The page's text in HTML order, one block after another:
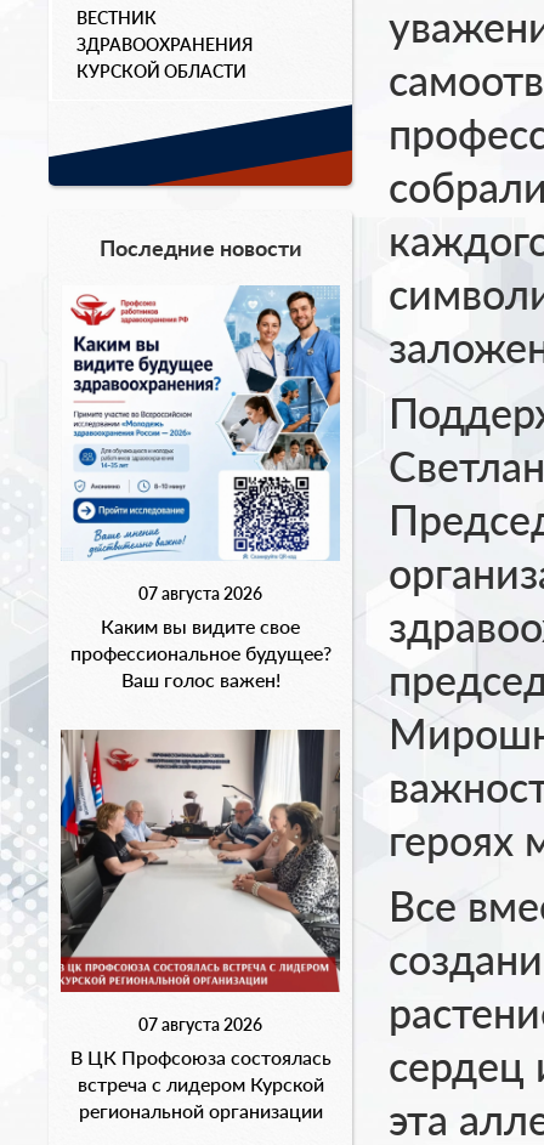
ВЕСТНИК
ЗДРАВООХРАНЕНИЯ
КУРСКОЙ ОБЛАСТИ
Последние новости
07 августа 2026
Каким вы видите свое
профессиональное будущее?
Ваш голос важен!
07 августа 2026
В ЦК Профсоюза состоялась
встреча с лидером Курской
региональной организации
героях
Все
сердец
эта